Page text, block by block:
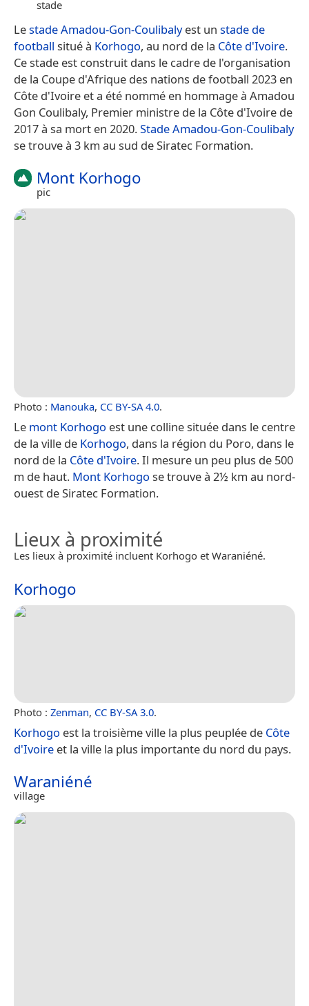
stade
Lestade Amadou-Gon-Coulibalyest un stade de
football situé à Korhogo, au nord de la Côte d'Ivoire.
Ce stade est construit dans le cadre de l'organisation
de la Coupe d'Afrique des nations de football 2023 en
Côte d'Ivoire et a été nommé en hommage à Amadou
Gon Coulibaly, Premier ministre de la Côte d'Ivoire de
2017 à sa mort en 2020.Stade Amadou-Gon-Coulibaly
se trouve à 3 km au sud de Siratec Formation.
Mont Korhogo
pic
Photo : Manouka, CC BY-SA 4.0.
Le mont Korhogo est une colline située dans le centre
de la ville de Korhogo, dans la région du Poro, dans le
nord de la Côte d'Ivoire. Il mesure un peu plus de 500
m de haut. Mont Korhogo se trouve à 2½ km au nord-
ouest de Siratec Formation.
Lieux à proximité
Les lieux à proximité incluent Korhogo et Waraniéné.
Korhogo
Photo : Zenman, CC BY-SA 3.0.
Korhogo est la troisième ville la plus peuplée de Côte
d'Ivoire et la ville la plus importante du nord du pays.
Waraniéné
village